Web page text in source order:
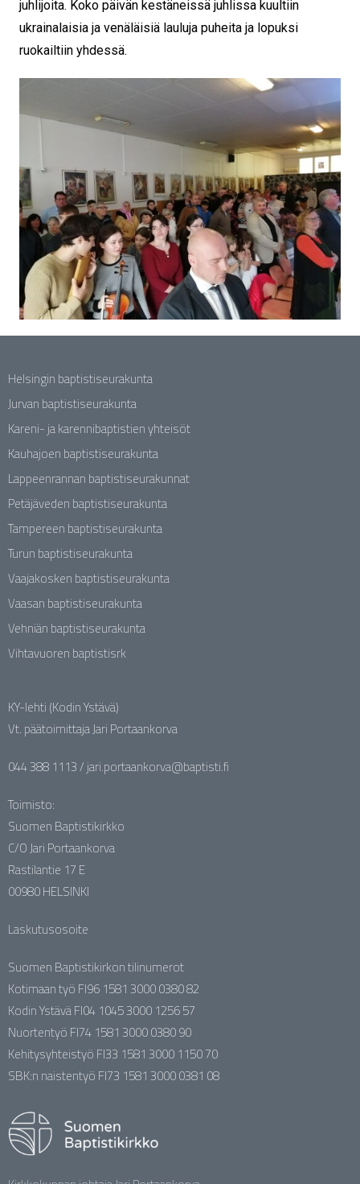
juhlijoita. Koko päivän kestäneissä juhlissa kuultiin
ukrainalaisia ja venäläisiä lauluja puheita ja lopuksi
ruokailtiin yhdessä.
Helsingin baptistiseurakunta
Jurvan baptistiseurakunta
Kareni- ja karennibaptistien yhteisöt
Kauhajoen baptistiseurakunta
Lappeenrannan baptistiseurakunnat
Petäjäveden baptistiseurakunta
Tampereen baptistiseurakunta
Turun baptistiseurakunta
Vaajakosken baptistiseurakunta
Vaasan baptistiseurakunta
Vehniän baptistiseurakunta
Vihtavuoren baptistisrk
KY-lehti (Kodin Ystävä)
Vt. päätoimittaja Jari Portaankorva
044 388 1113 / jari.portaankorva@baptisti.fi
Toimisto:
Suomen Baptistikirkko
C/O Jari Portaankorva
Rastilantie 17 E
00980 HELSINKI
Laskutusosoite
Suomen Baptistikirkon tilinumerot
Kotimaan työ FI96 1581 3000 0380 82
Kodin Ystävä FI04 1045 3000 1256 57
Nuortentyö FI74 1581 3000 0380 90
Kehitysyhteistyö FI33 1581 3000 1150 70
SBK:n naistentyö FI73 1581 3000 0381 08